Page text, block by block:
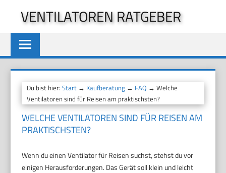
springen
VENTILATOREN RATGEBER
Du bist hier:Start → Kaufberatung → FAQ → Welche
Ventilatoren sind für Reisen am praktischsten?
WELCHE VENTILATOREN SIND FÜR REISEN AM
PRAKTISCHSTEN?
Wenn du einen Ventilator für Reisen suchst, stehst du vor
einigen Herausforderungen. Das Gerät soll klein und leicht